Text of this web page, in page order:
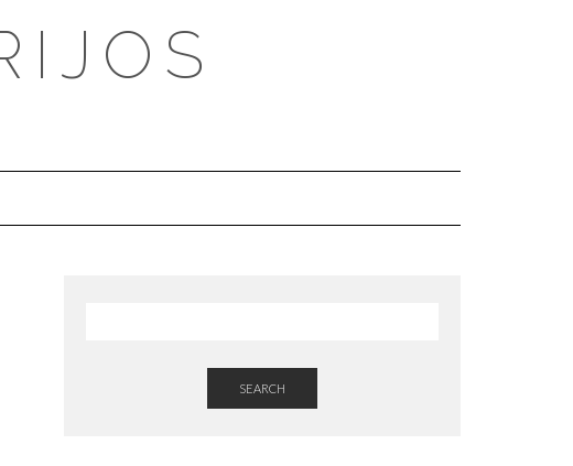
SEARCH